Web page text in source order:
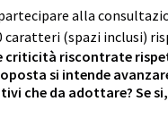
alla
(spazi inclusi)
criticità riscontrate
si intende
che da adottare? Se